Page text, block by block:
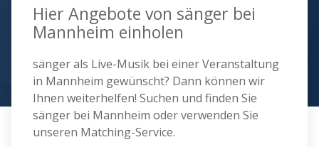
Hier Angebote von sänger bei
Mannheim einholen
sänger als Live-Musik bei einer Veranstaltung
in Mannheim gewünscht? Dann können wir
Ihnen weiterhelfen! Suchen und finden Sie
sänger bei Mannheim oder verwenden Sie
unseren Matching-Service.